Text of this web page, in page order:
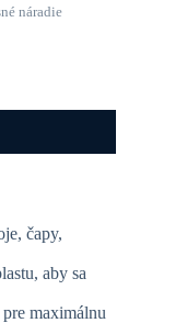
náradie
čapy,
aby sa
maximálnu